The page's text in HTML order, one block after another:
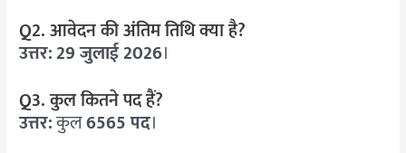
Q2. आवेदन की अंतिम तिथि क्या है?
उत्तर:29 जुलाई 2026।
Q3. कुल कितने पद हैं?
उत्तर:कुल6565 पद।